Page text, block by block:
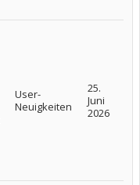
User-
Neuigkeiten
25.
Juni
2026